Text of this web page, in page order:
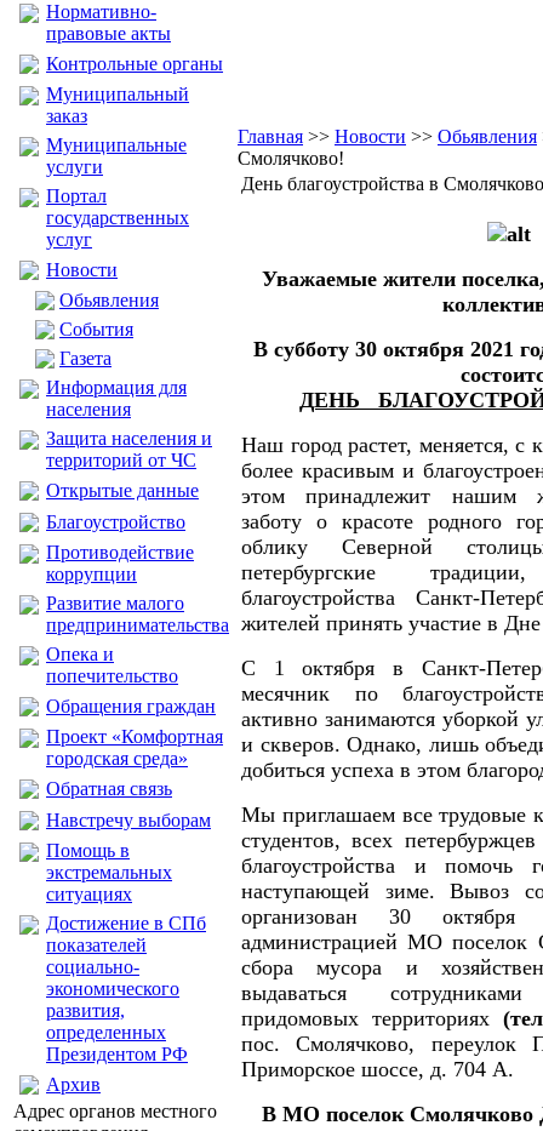
Нормативно-
правовые акты
Контрольные органы
Муниципальный
заказ
Муниципальные
услуги
Портал
государственных
услуг
Новости
Обьявления
События
Газета
Информация для
населения
Защита населения и
территорий от ЧС
Открытые данные
Благоустройство
Противодействие
коррупции
Развитие малого
предпринимательства
Опека и
попечительство
Обращения граждан
Проект «Комфортная
городская среда»
Обратная связь
Навстречу выборам
Помощь в
экстремальных
ситуациях
Достижение в СПб
показателей
социально-
экономического
развития,
определенных
Президентом РФ
Архив
Адрес органов местного
Главная >> Новости >> Обьявления
Смолячково!
День благоустройства в
Уважаемые жители
В субботу 30 октября 2021
ДЕНЬ
Наш город растет, меняется, с
более красивым и
этом принадлежит нашим
заботу о красоте родного
облику Северной
петербургские
благоустройства Санкт-
жителей принять участие в Дне
С 1 октября в Санкт-
месячник по
активно занимаются уборкой
и скверов. Однако, лишь
добиться успеха в этом
Мы приглашаем все трудовые
студентов, всех
благоустройства и помочь
наступающей зиме. Вывоз
организован 30
администрацией МО
сбора мусора и
выдаваться
придомовых территориях
пос. Смолячково, переулок
Приморское шоссе, д. 704 А.
В МО поселок Смолячково